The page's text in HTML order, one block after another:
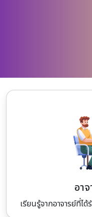
อา
เรียนรู้จากอาจารย์ที่ไ